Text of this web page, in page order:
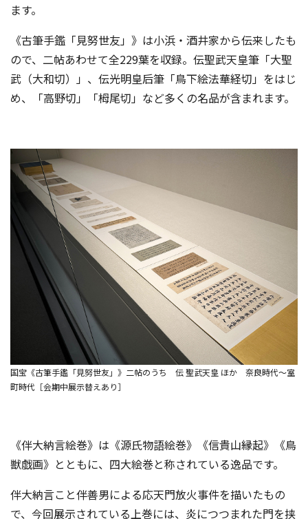
ます。
《古筆手鑑「見努世友」》は小浜・酒井家から伝来したも
ので、二帖あわせて全229葉を収録。伝聖武天皇筆「大聖
武（大和切）」、伝光明皇后筆「鳥下絵法華経切」をはじ
め、「高野切」「栂尾切」など多くの名品が含まれます。
国宝《古筆手鑑「見努世友」》二帖のうち 伝 聖武天皇 ほか 奈良時代～室
町時代［会期中展示替えあり］
《伴大納言絵巻》は《源氏物語絵巻》《信貴山縁起》《鳥
獣戯画》とともに、四大絵巻と称されている逸品です。
伴大納言こと伴善男による応天門放火事件を描いたもの
で、今回展示されている上巻には、炎につつまれた門を挟